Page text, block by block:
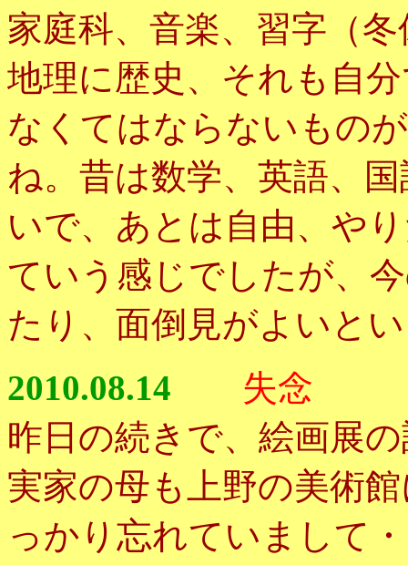
家庭科、音楽、習字（
地理に歴史、それも自
なくてはならないもの
ね。昔は数学、英語、
いで、あとは自由、や
ていう感じでしたが、
たり、面倒見がよいと
2010.08.14
失念
昨日の続きで、絵画展
実家の母も上野の美術
っかり忘れていまして